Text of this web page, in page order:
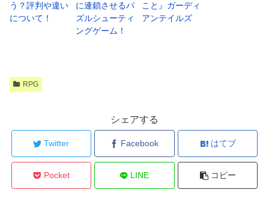
う？評判や違い
について！
に連鎖させるパ
ズルシューティ
ングゲーム！
こと』ガーディ
アンテイルズ
RPG
シェアする
Twitter Facebook はてブ
Pocket LINE コピー